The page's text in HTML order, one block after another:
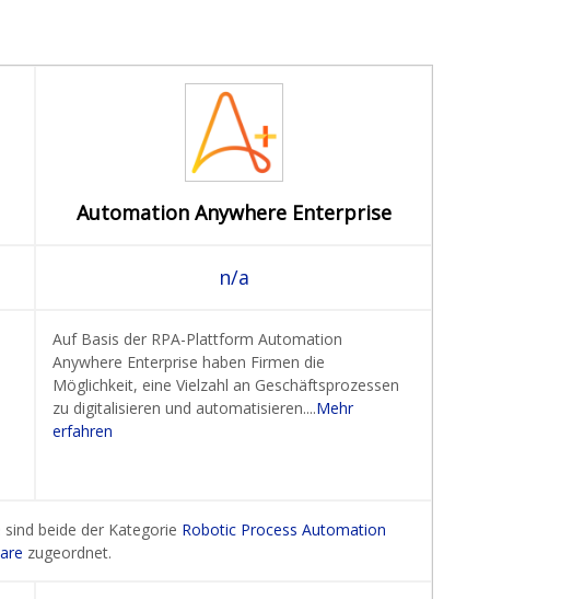
Automation Anywhere Enterprise
n/a
Auf Basis der RPA-Plattform Automation
Anywhere Enterprise haben Firmen die
Möglichkeit, eine Vielzahl an Geschäftsprozessen
zu digitalisieren und automatisieren....Mehr
erfahren
beide der Kategorie Robotic Process Automation
zugeordnet.